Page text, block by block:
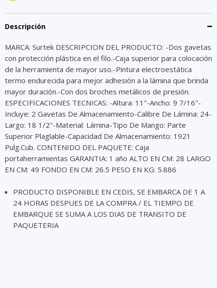
Descripción
MARCA: Surtek DESCRIPCION DEL PRODUCTO: -Dos gavetas
con protección plástica en el filo.-Caja superior para colocación
de la herramienta de mayor uso.-Pintura electroestática
termo endurecida para mejor adhesión a la lámina que brinda
mayor duración.-Con dos broches metálicos de presión.
ESPECIFICACIONES TECNICAS: -Altura: 11"-Ancho: 9 7/16"-
Incluye: 2 Gavetas De Almacenamiento-Calibre De Lámina: 24-
Largo: 18 1/2"-Material: Lámina-Tipo De Mango: Parte
Superior Plaglable-Capacidad De Almacenamiento: 1921
Pulg.Cub. CONTENIDO DEL PAQUETE: Caja
portaherramientas GARANTIA: 1 año ALTO EN CM: 28 LARGO
EN CM: 49 FONDO EN CM: 26.5 PESO EN KG: 5.886
PRODUCTO DISPONIBLE EN CEDIS, SE EMBARCA DE 1 A
24 HORAS DESPUES DE LA COMPRA / EL TIEMPO DE
EMBARQUE SE SUMA A LOS DIAS DE TRANSITO DE
PAQUETERIA